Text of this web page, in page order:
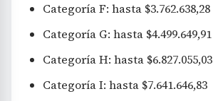
Categoría F: hasta $3.762.638,28
Categoría G: hasta $4.499.649,91
Categoría H: hasta $6.827.055,03
Categoría I: hasta $7.641.646,83